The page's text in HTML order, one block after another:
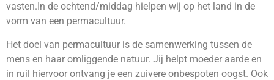
vasten.In de ochtend/middag hielpen wij op het land in de
vorm van een permacultuur.
Het doel van permacultuur is de samenwerking tussen de
mens en haar omliggende natuur. Jij helpt moeder aarde en
in ruil hiervoor ontvang je een zuivere onbespoten oogst. Ook